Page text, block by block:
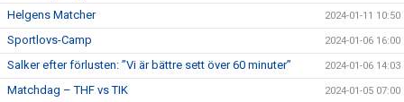
Helgens Matcher 2024-01-11 10:50
Sportlovs-Camp 2024-01-06 16:00
Salker efter förlusten: ”Vi är bättre sett över 60 minuter” 2024-01-06 14:03
Matchdag – THF vs TIK 2024-01-05 07:00